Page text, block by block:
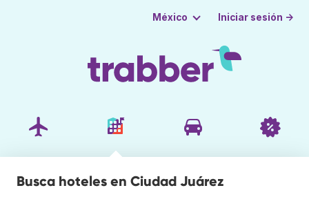
México Iniciar sesión →
Busca hoteles en Ciudad Juárez